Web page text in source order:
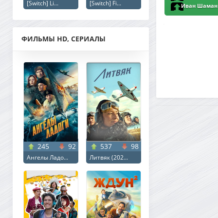
[Switch] Li... [Switch] Fi...
ФИЛЬМЫ HD, СЕРИАЛЫ
245 92
Ангелы Ладо...
537 98
Литвяк (202...
Иван Шаман